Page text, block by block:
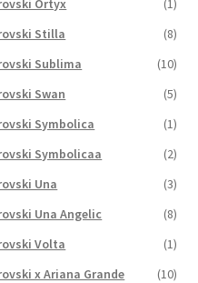
Stilla
(8)
Sublima
(10)
Swan
(5)
Symbolica
(1)
Symbolicaa
(2)
Una
(3)
Una Angelic
(8)
Volta
(1)
x Ariana Grande
(10)